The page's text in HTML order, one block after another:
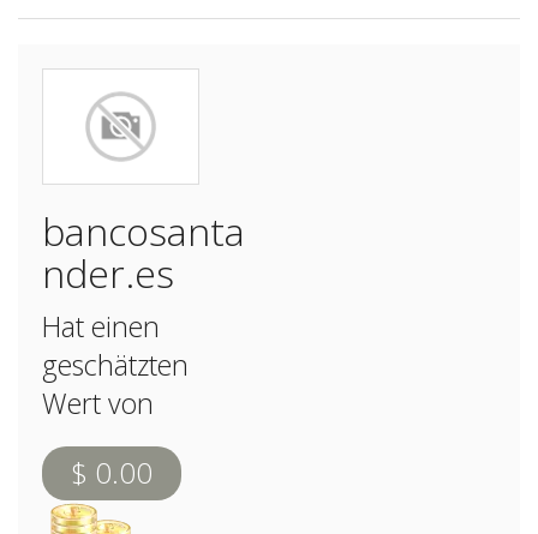
bancosanta
nder.es
Hat einen
geschätzten
Wert von
$ 0.00